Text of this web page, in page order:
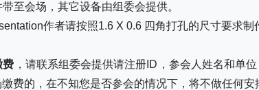
至会场，其它设备由组委会提供。
作者请按照1.6 X 0.6 四角打孔的尺寸要求制
费 ，请联系组委会提供请注册ID，参会人姓名和单
费的，在不知您是否参会的情况下，将不做任何安